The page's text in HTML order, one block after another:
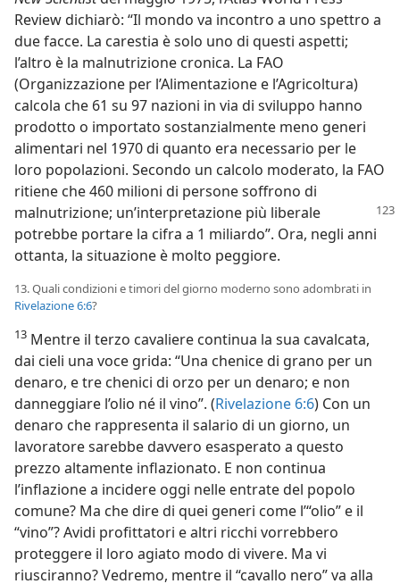
Review dichiarò: “Il mondo va incontro a uno spettro a
due facce. La carestia è solo uno di questi aspetti;
l’altro è la malnutrizione cronica. La FAO
(Organizzazione per l’Alimentazione e l’Agricoltura)
calcola che 61 su 97 nazioni in via di sviluppo hanno
prodotto o importato sostanzialmente meno generi
alimentari nel 1970 di quanto era necessario per le
loro popolazioni. Secondo un calcolo moderato, la FAO
ritiene che 460 milioni di persone soffrono di
malnutrizione; un’interpretazione più liberale
potrebbe portare la cifra a 1 miliardo”. Ora, negli anni
ottanta, la situazione è molto peggiore.
13. Quali condizioni e timori del giorno moderno sono adombrati in
Rivelazione 6:6?
13 Mentre il terzo cavaliere continua la sua cavalcata,
dai cieli una voce grida: “Una chenice di grano per un
denaro, e tre chenici di orzo per un denaro; e non
danneggiare l’olio né il vino”. (Rivelazione 6:6) Con un
denaro che rappresenta il salario di un giorno, un
lavoratore sarebbe davvero esasperato a questo
prezzo altamente inflazionato. E non continua
l’inflazione a incidere oggi nelle entrate del popolo
comune? Ma che dire di quei generi come l’“olio” e il
“vino”? Avidi profittatori e altri ricchi vorrebbero
proteggere il loro agiato modo di vivere. Ma vi
riusciranno? Vedremo, mentre il “cavallo nero” va alla